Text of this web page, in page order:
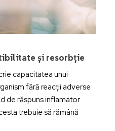
și resorbție
capacitatea unui
fără reacții adverse
de răspuns inflamator
trebuie să rămână